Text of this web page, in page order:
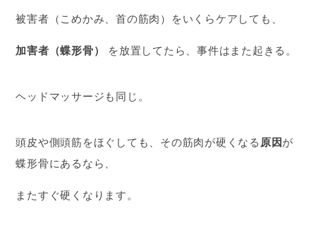
被害者（こめかみ、首の筋肉）をいくらケアしても、
加害者（蝶形骨） を放置してたら、事件はまた起きる。
ヘッドマッサージも同じ。
頭皮や側頭筋をほぐしても、その筋肉が硬くなる 原因が
蝶形骨にあるなら、
またすぐ硬くなります。